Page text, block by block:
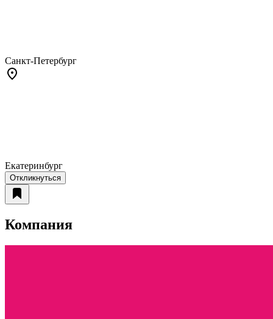
Санкт-Петербург
Екатеринбург
Откликнуться
Компания